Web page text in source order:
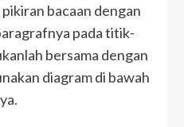
bacaan dengan
pada titik-
bersama dengan
diagram di bawah